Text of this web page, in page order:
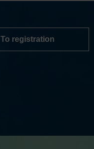
To registration